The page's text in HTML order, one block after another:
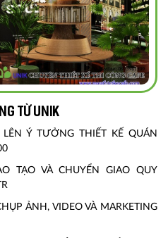
từ unik
LÊN Ý TƯỞNG THIẾT KẾ QUÁN
TẠO VÀ CHUYỂN GIAO QUY
ẢNH, VIDEO VÀ MARKETING